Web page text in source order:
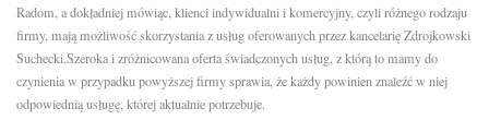
Radom, a dokładniej mówiąc, klienci indywidualni i komercyjny, czyli różnego rodzaju
firmy, mają możliwość skorzystania z usług oferowanych przez kancelarię Zdrojkowski
Suchecki.Szeroka i zróżnicowana oferta świadczonych usług, z którą to mamy do
czynienia w przypadku powyższej firmy sprawia, że każdy powinien znaleźć w niej
odpowiednią usługę, której aktualnie potrzebuje.